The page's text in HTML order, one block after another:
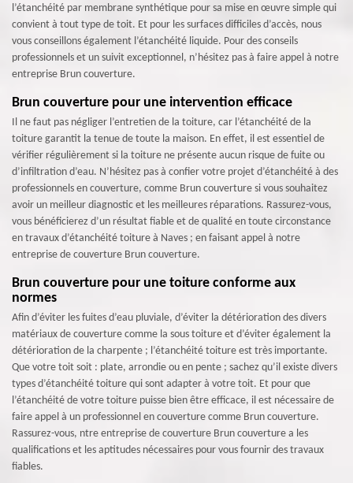
l’étanchéité par membrane synthétique pour sa mise en œuvre simple qui
convient à tout type de toit. Et pour les surfaces difficiles d’accès, nous
vous conseillons également l’étanchéité liquide. Pour des conseils
professionnels et un suivit exceptionnel, n’hésitez pas à faire appel à notre
entreprise Brun couverture.
Brun couverture pour une intervention efficace
Il ne faut pas négliger l’entretien de la toiture, car l’étanchéité de la
toiture garantit la tenue de toute la maison. En effet, il est essentiel de
vérifier régulièrement si la toiture ne présente aucun risque de fuite ou
d’infiltration d’eau. N’hésitez pas à confier votre projet d’étanchéité à des
professionnels en couverture, comme Brun couverture si vous souhaitez
avoir un meilleur diagnostic et les meilleures réparations. Rassurez-vous,
vous bénéficierez d’un résultat fiable et de qualité en toute circonstance
en travaux d’étanchéité toiture à Naves ; en faisant appel à notre
entreprise de couverture Brun couverture.
Brun couverture pour une toiture conforme aux
normes
Afin d’éviter les fuites d’eau pluviale, d’éviter la détérioration des divers
matériaux de couverture comme la sous toiture et d’éviter également la
détérioration de la charpente ; l’étanchéité toiture est très importante.
Que votre toit soit : plate, arrondie ou en pente ; sachez qu’il existe divers
types d’étanchéité toiture qui sont adapter à votre toit. Et pour que
l’étanchéité de votre toiture puisse bien être efficace, il est nécessaire de
faire appel à un professionnel en couverture comme Brun couverture.
Rassurez-vous, ntre entreprise de couverture Brun couverture a les
qualifications et les aptitudes nécessaires pour vous fournir des travaux
fiables.